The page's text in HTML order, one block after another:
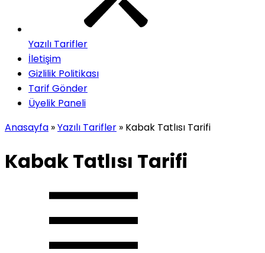
Yazılı Tarifler
İletişim
Gizlilik Politikası
Tarif Gönder
Üyelik Paneli
Anasayfa »Yazılı Tarifler » Kabak Tatlısı Tarifi
Kabak Tatlısı Tarifi